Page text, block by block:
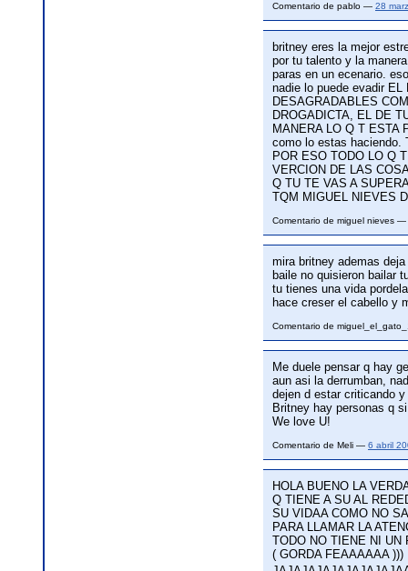
Comentario de pablo — 28
britney eres la mejor
por tu talento y la
paras en un ecenario.
nadie lo puede evadir
DESAGRADABLES
DROGADICTA, EL DE
MANERA LO Q T ESTA
como lo estas haciendo.
POR ESO TODO LO Q
VERCION DE LAS
Q TU TE VAS A
TQM MIGUEL NIEVES
Comentario de miguel nieves —
mira britney ademas
baile no quisieron bailar
tu tienes una vida
hace creser el cabello y
Comentario de
Me duele pensar q hay
aun asi la derrumban,
dejen d estar criticando
Britney hay personas q
We love U!
Comentario de Meli — 6 abril
HOLA BUENO LA
Q TIENE A SU AL
SU VIDAA COMO NO
PARA LLAMAR LA
TODO NO TIENE NI UN
( GORDA FEAAAAAA )))